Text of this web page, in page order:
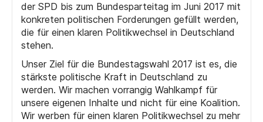
der SPD bis zum Bundesparteitag im Juni 2017 mit
konkreten politischen Forderungen gefüllt werden,
die für einen klaren Politikwechsel in Deutschland
stehen.
Unser Ziel für die Bundestagswahl 2017 ist es, die
stärkste politische Kraft in Deutschland zu
werden. Wir machen vorrangig Wahlkampf für
unsere eigenen Inhalte und nicht für eine Koalition.
Wir werben für einen klaren Politikwechsel zu mehr